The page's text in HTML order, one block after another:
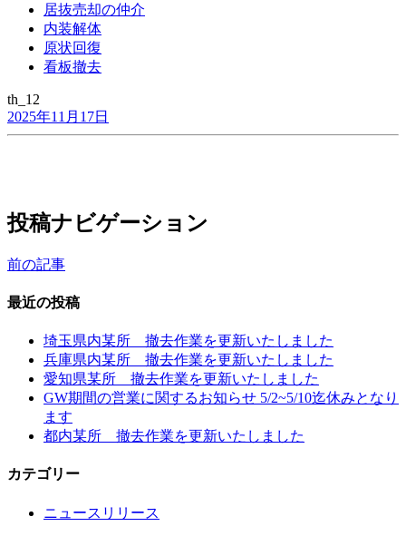
居抜売却の仲介
内装解体
原状回復
看板撤去
th_12
2025年11月17日
投稿ナビゲーション
前の記事
最近の投稿
埼玉県内某所 撤去作業を更新いたしました
兵庫県内某所 撤去作業を更新いたしました
愛知県某所 撤去作業を更新いたしました
GW期間の営業に関するお知らせ 5/2~5/10迄休みとなり
ます
都内某所 撤去作業を更新いたしました
カテゴリー
ニュースリリース